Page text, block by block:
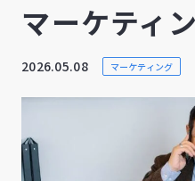
マーケティ
2026.05.08 マーケティング